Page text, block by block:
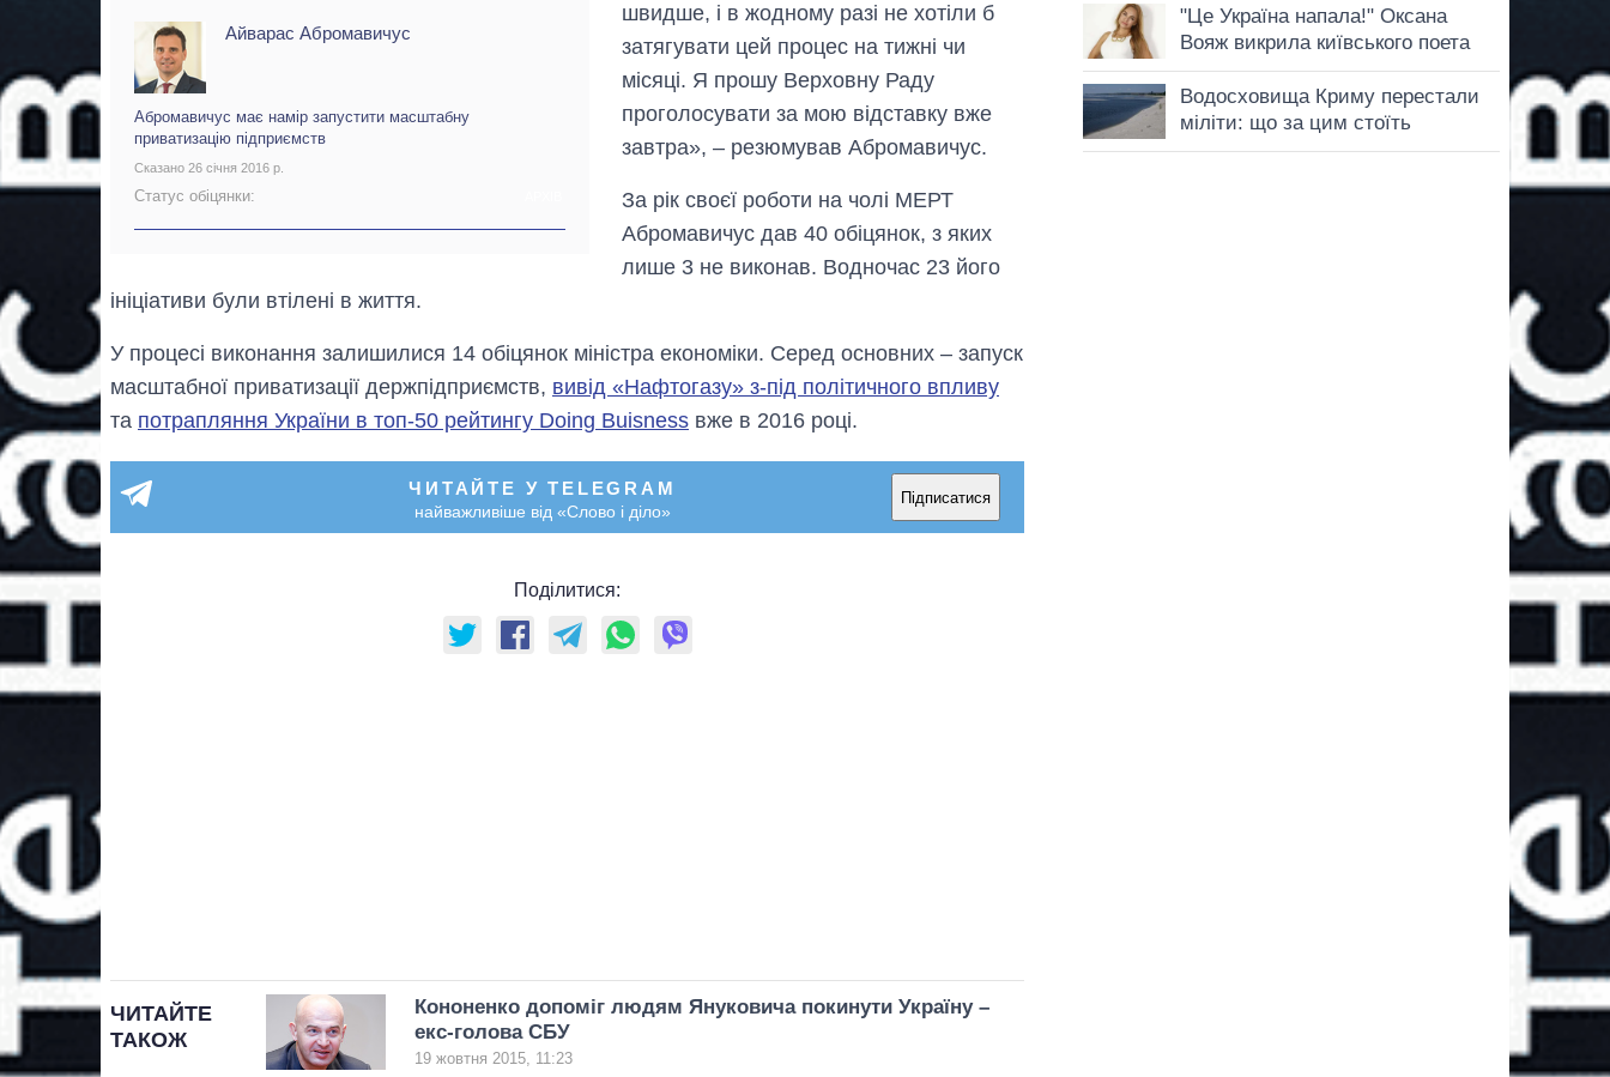
Айварас Абромавичус
Абромавичус має намір запустити масштабну
приватизацію підприємств
Сказано 26 січня 2016 р.
Статус обіцянки:
швидше, і в жодному разі не хотіли б
затягувати цей процес на тижні чи
місяці. Я прошу Верховну Раду
проголосувати за мою відставку вже
завтра», – резюмував Абромавичус.
За рік своєї роботи на чолі МЕРТ
Абромавичус дав 40 обіцянок, з яких
лише 3 не виконав. Водночас 23 його
ініціативи були втілені в життя.
У процесі виконання залишилися 14 обіцянок міністра економіки. Серед основних – запуск
масштабної приватизації держпідприємств, вивід «Нафтогазу» з-під політичного впливу
та потрапляння України в топ-50 рейтингу Doing Buisness вже в 2016 році.
ЧИТАЙТЕ У TELEGRAM
найважливіше від «Слово і діло»
Підписатися
Поділитися:
ЧИТАЙТЕ
ТАКОЖ
Кононенко допоміг людям Януковича покинути Україну –
екс-голова СБУ
19 жовтня 2015, 11:23